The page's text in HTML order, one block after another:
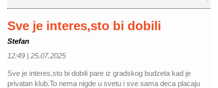
Sve je interes,sto bi dobili
Stefan
12:49 | 25.07.2025
Sve je interes,sto bi dobili pare iz gradskog budzeta kad je
privatan klub.To nema nigde u svetu i sve sama deca placaju